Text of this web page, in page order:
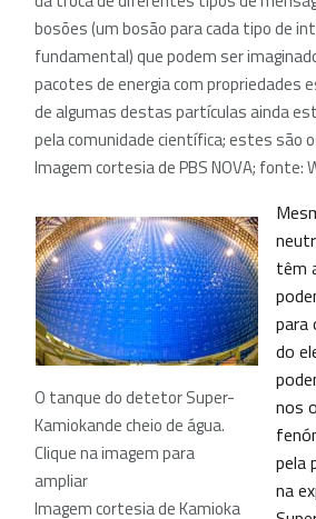
bosões (um bosão para cada tipo de
fundamental) que podem ser
pacotes de energia com propriedades
de algumas destas partículas ainda
pela comunidade científica; estes são
Imagem cortesia de PBS NOVA; fonte:
O tanque do detetor Super-
Kamiokande cheio de água.
Clique na imagem para
ampliar
Imagem cortesia de Kamioka
têm
para
do
nos
pela
na